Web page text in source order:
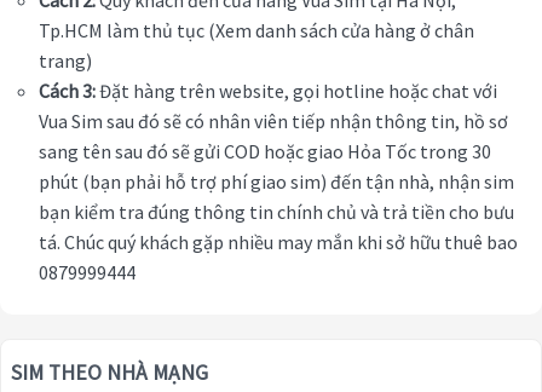
Tp.HCM làm thủ tục (Xem danh sách cửa hàng ở chân
trang)
Cách 3:Đặt hàng trên website, gọi hotline hoặc chat với
Vua Sim sau đó sẽ có nhân viên tiếp nhận thông tin, hồ sơ
sang tên sau đó sẽ gửi COD hoặc giao Hỏa Tốc trong 30
phút (bạn phải hỗ trợ phí giao sim) đến tận nhà, nhận sim
bạn kiểm tra đúng thông tin chính chủ và trả tiền cho bưu
tá. Chúc quý khách gặp nhiều may mắn khi sở hữu thuê bao
0879999444
SIM THEO NHÀ MẠNG